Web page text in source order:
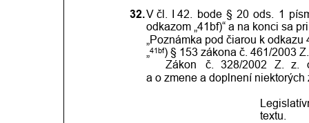
32.V čl. I 42. bode § 20 ods. 1
odkazom „41bf)“ a na konci sa
„Poznámka pod čiarou k
41bf) § 153 zákona č. 461/2003
       Zákon
č. 328/2002 Z. z.
a o zmene a doplnení niektorých
textu.